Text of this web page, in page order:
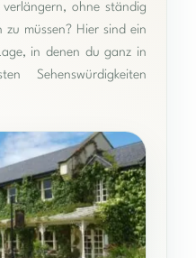
verlängern, ohne ständig
zu müssen? Hier sind ein
in denen du ganz in
Sehenswürdigkeiten